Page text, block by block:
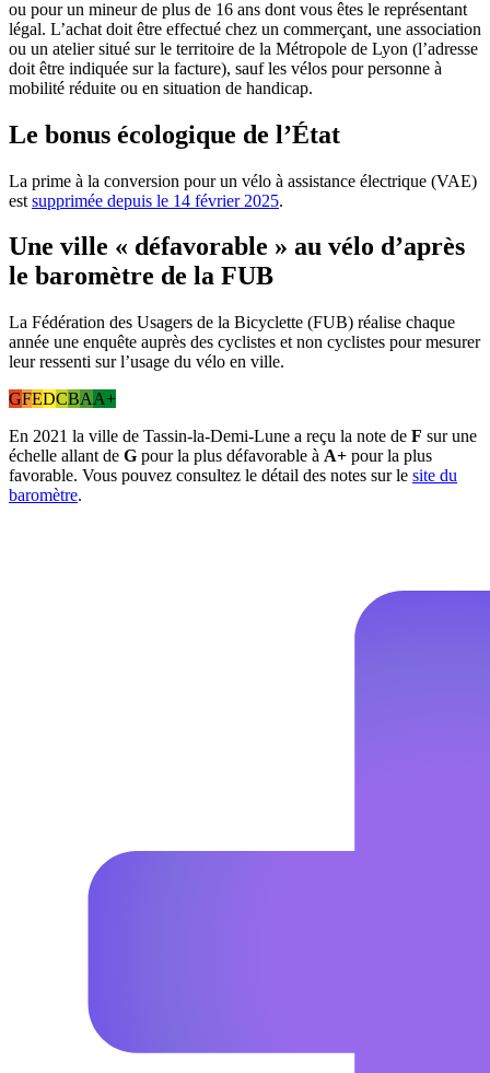
ou pour un mineur de plus de 16 ans dont vous êtes le représentant
légal. L’achat doit être effectué chez un commerçant, une association
ou un atelier situé sur le territoire de la Métropole de Lyon (l’adresse
doit être indiquée sur la facture), sauf les vélos pour personne à
mobilité réduite ou en situation de handicap.
Le bonus écologique de l’État
La prime à la conversion pour un vélo à assistance électrique (VAE)
est supprimée depuis le 14 février 2025.
Une ville « défavorable » au vélo d’après
le baromètre de la FUB
La Fédération des Usagers de la Bicyclette (FUB) réalise chaque
année une enquête auprès des cyclistes et non cyclistes pour mesurer
leur ressenti sur l’usage du vélo en ville.
GFEDCBAA+
En 2021 la ville de Tassin-la-Demi-Lune a reçu la note de F sur une
échelle allant de G pour la plus défavorable à A+ pour la plus
favorable. Vous pouvez consultez le détail des notes sur le site du
baromètre.